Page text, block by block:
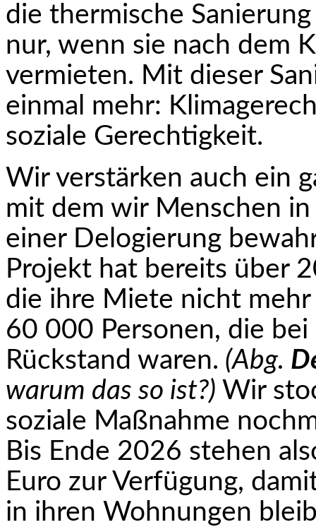
die thermische
nur, wenn sie nach dem
vermieten. Mit dieser
einmal mehr:
soziale Gerechtigkeit.
Wir verstärken auch ein
mit dem wir Men­schen
einer Delogierung
Projekt hat bereits über
die ihre Miete nicht
60 000 Personen, die
Rückstand waren. (Abg.
warum das so ist?) Wir
soziale Maßnahme
Bis Ende 2026 stehen
Euro zur Verfügung,
in ihren Wohnungen